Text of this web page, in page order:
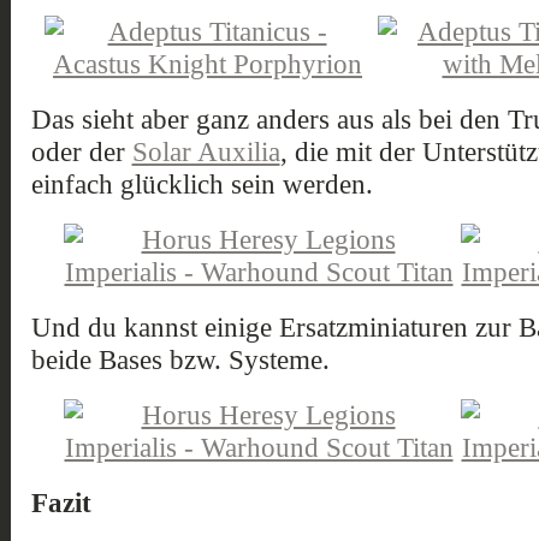
Das sieht aber ganz anders aus als bei den
oder der Solar Auxilia, die mit der
einfach glücklich sein werden.
Und du kannst einige Ersatzminiaturen zur
beide Bases bzw. Systeme.
Fazit